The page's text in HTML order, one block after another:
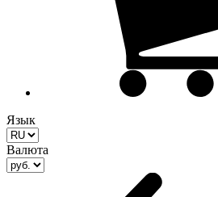
Язык
Валюта